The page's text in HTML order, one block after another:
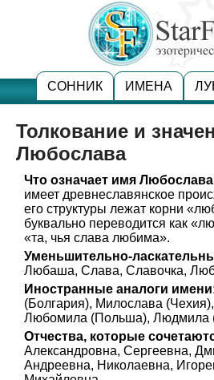
СОННИК ИМЕНА
Толкование и
Любослава
Что означает имя
имеет древнеславянское
его структуры лежат корни
буквально переводится как
«та, чья слава любима».
Уменьшительно-
Любаша, Слава, Славочка,
Иностранные аналоги
(Болгария), Милослава
Любомила (Польша), Людмила
Отчества, которые
Александровна, Сергеевна,
Андреевна, Николаевна,